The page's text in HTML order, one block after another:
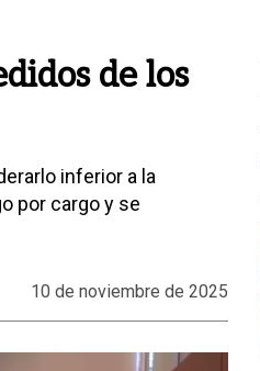
de los
inferior a la
por cargo y se
10 de noviembre de 2025